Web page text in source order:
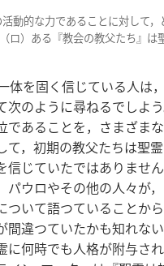
動的な力であることに対して
ロ）ある『教会の教父たち』は
体を固く信じている人は
次のように尋ねるでしよ
であることを，さまざま
て，初期の教父たちは聖
信じていたではありませ
パウロやその他の人々が
ついて語つていることか
間違つていたかも知れない
に何時でも人格が附与さ